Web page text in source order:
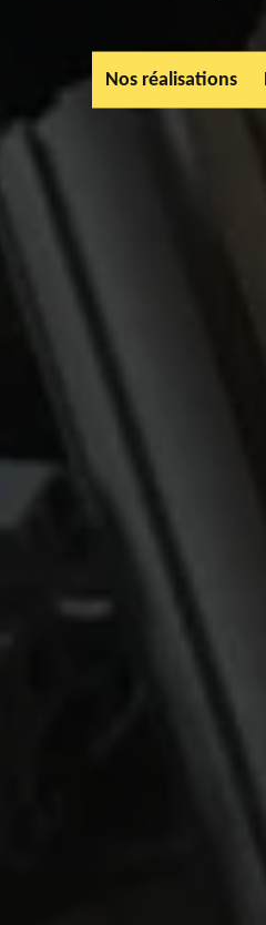
Nos réalisations